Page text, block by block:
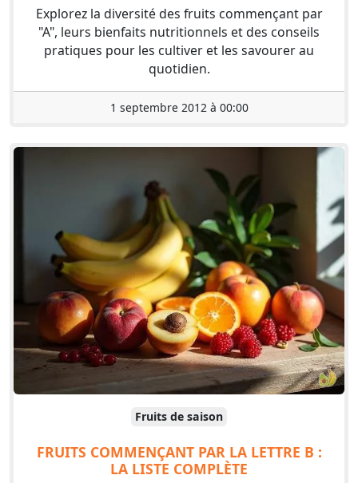
Explorez la diversité des fruits commençant par
"A", leurs bienfaits nutritionnels et des conseils
pratiques pour les cultiver et les savourer au
quotidien.
1 septembre 2012 à 00:00
Fruits de saison
FRUITS COMMENÇANT PAR LA LETTRE B :
LA LISTE COMPLÈTE